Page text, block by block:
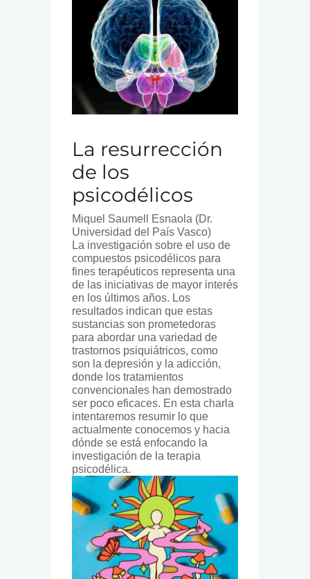
La resurrección
de los
psicodélicos
Miquel Saumell Esnaola (Dr.
Universidad del País Vasco)
La investigación sobre el uso de
compuestos psicodélicos para
fines terapéuticos representa una
de las iniciativas de mayor interés
en los últimos años. Los
resultados indican que estas
sustancias son prometedoras
para abordar una variedad de
trastornos psiquiátricos, como
son la depresión y la adicción,
donde los tratamientos
convencionales han demostrado
ser poco eficaces. En esta charla
intentaremos resumir lo que
actualmente conocemos y hacia
dónde se está enfocando la
investigación de la terapia
psicodélica.